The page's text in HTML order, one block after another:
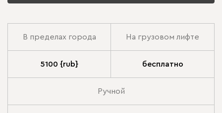
В пределах города На грузовом лифте
5100 {rub} бесплатно
Ручной